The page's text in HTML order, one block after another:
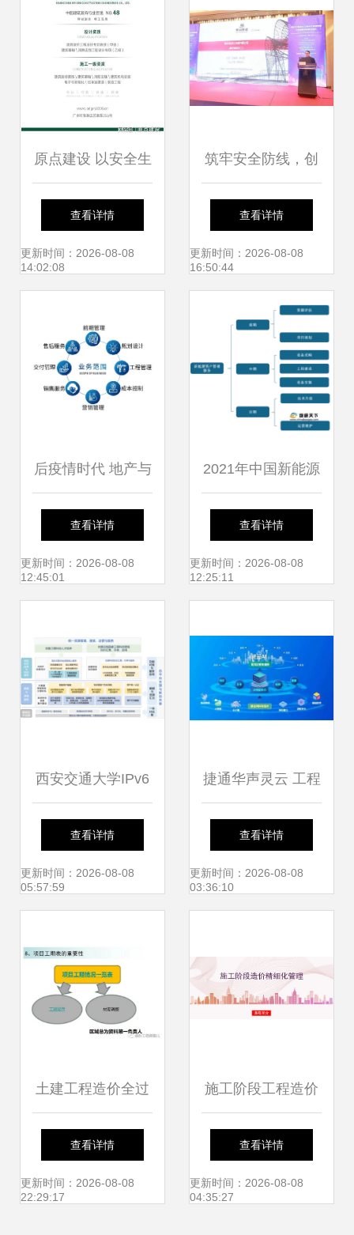
原点建设 以安全生
产月为抓手，全面
提升管理效能，铸
造价咨询
查看详情
更新时间：2026-08-08
14:02:08
筑牢安全防线，创
新驱动发展——
2021全国重大工程
安全管理创新与事
故防范经验交流会
综述
查看详情
更新时间：2026-08-08
16:50:44
后疫情时代 地产与
AMC处置业务中的
工程造价咨询新机
查看详情
更新时间：2026-08-08
12:45:01
2021年中国新能源
资产管理服务市场
分析 行业竞争现状
查看详情
更新时间：2026-08-08
12:25:11
西安交通大学IPv6
规模部署与工程造
价咨询业务应用案
查看详情
更新时间：2026-08-08
05:57:59
捷通华声灵云 工程
造价咨询业务智能
化升级的催化剂
查看详情
更新时间：2026-08-08
03:36:10
土建工程造价全过
程管理 提升项目效
益的核心策略与精
查看详情
更新时间：2026-08-08
22:29:17
施工阶段工程造价
精细化管理的实践
路径与造价咨询业
查看详情
更新时间：2026-08-08
04:35:27